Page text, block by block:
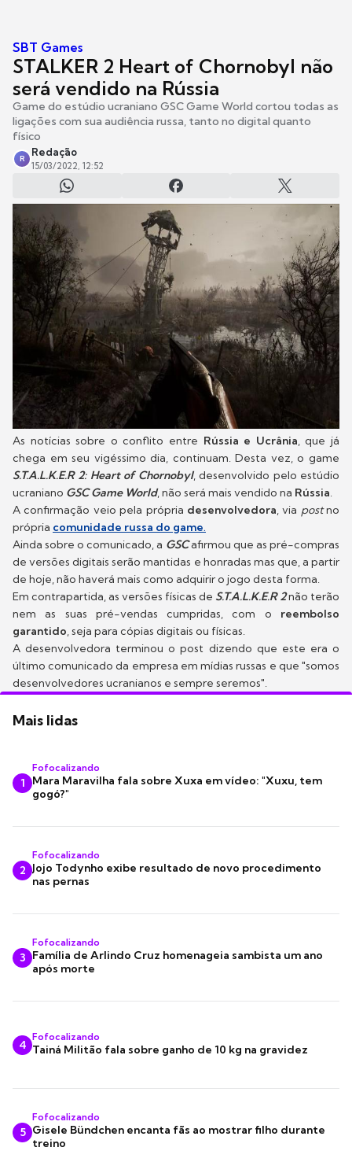
SBT Games
STALKER 2 Heart of Chornobyl não
será vendido na Rússia
Game do estúdio ucraniano GSC Game World cortou todas as
ligações com sua audiência russa, tanto no digital quanto
físico
R
Redação
15/03/2022, 12:52
As notícias sobre o conflito entre Rússia e Ucrânia, que já
chega em seu vigéssimo dia, continuam. Desta vez, o game
S.T.A.L.K.E.R 2: Heart of Chornobyl, desenvolvido pelo estúdio
ucraniano GSC Game World, não será mais vendido na Rússia.
A confirmação veio pela própria desenvolvedora, via postno
própria comunidade russa do game.
Ainda sobre o comunicado, a GSCafirmou que as pré-compras
de versões digitais serão mantidas e honradas mas que, a partir
de hoje, não haverá mais como adquirir o jogo desta forma.
Em contrapartida, as versões físicas de S.T.A.L.K.E.R 2não terão
nem as suas pré-vendas cumpridas, com o reembolso
garantido, seja para cópias digitais ou físicas.
A desenvolvedora terminou o post dizendo que este era o
último comunicado da empresa em mídias russas e que "somos
desenvolvedores ucranianos e sempre seremos".
Mais lidas
1
Fofocalizando
Mara Maravilha fala sobre Xuxa em vídeo: "Xuxu, tem
gogó?"
2
Fofocalizando
Jojo Todynho exibe resultado de novo procedimento
nas pernas
3
Fofocalizando
Família de Arlindo Cruz homenageia sambista um ano
após morte
4
Fofocalizando
Tainá Militão fala sobre ganho de 10 kg na gravidez
5
Fofocalizando
Gisele Bündchen encanta fãs ao mostrar filho durante
treino